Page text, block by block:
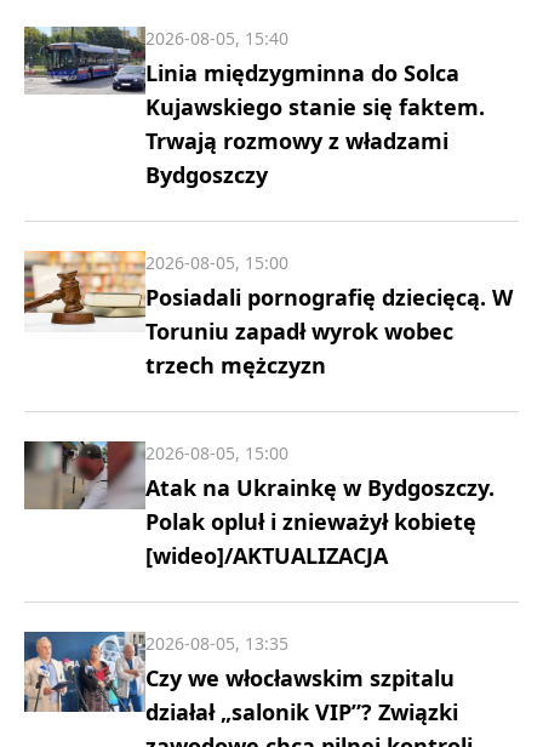
Linia międzygminna do Solca
Kujawskiego stanie się faktem.
Trwają rozmowy z władzami
Bydgoszczy
2026-08-05, 15:40
Posiadali pornografię dziecięcą. W
Toruniu zapadł wyrok wobec
trzech mężczyzn
2026-08-05, 15:00
Atak na Ukrainkę w Bydgoszczy.
Polak opluł i znieważył kobietę
[wideo]/AKTUALIZACJA
2026-08-05, 15:00
Czy we włocławskim szpitalu
działał „salonik VIP”? Związki
2026-08-05, 13:35